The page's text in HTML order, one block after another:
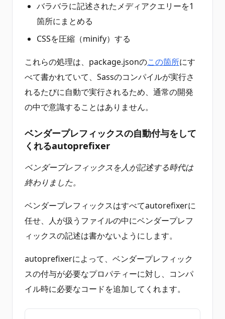
バラバラに記述されたメディアクエリーを1
箇所にまとめる
CSSを圧縮（minify）する
これらの処理は、package.jsonのこの箇所にす
べて書かれていて、Sassのコンパイルが実行さ
れるたびに自動で実行されるため、通常の開発
の中で意識することはありません。
ベンダープレフィックスの自動付与をして
くれるautoprefixer
ベンダープレフィックスを人が記述する時代は
終わりました。
ベンダープレフィックスはすべてautorefixerに
任せ、人が扱うファイルの中にベンダープレフ
ィックスの記述は書かないようにします。
autoprefixerによって、ベンダープレフィック
スの付与が必要なプロパティーに対し、コンパ
イル時に必要なコードを追加してくれます。